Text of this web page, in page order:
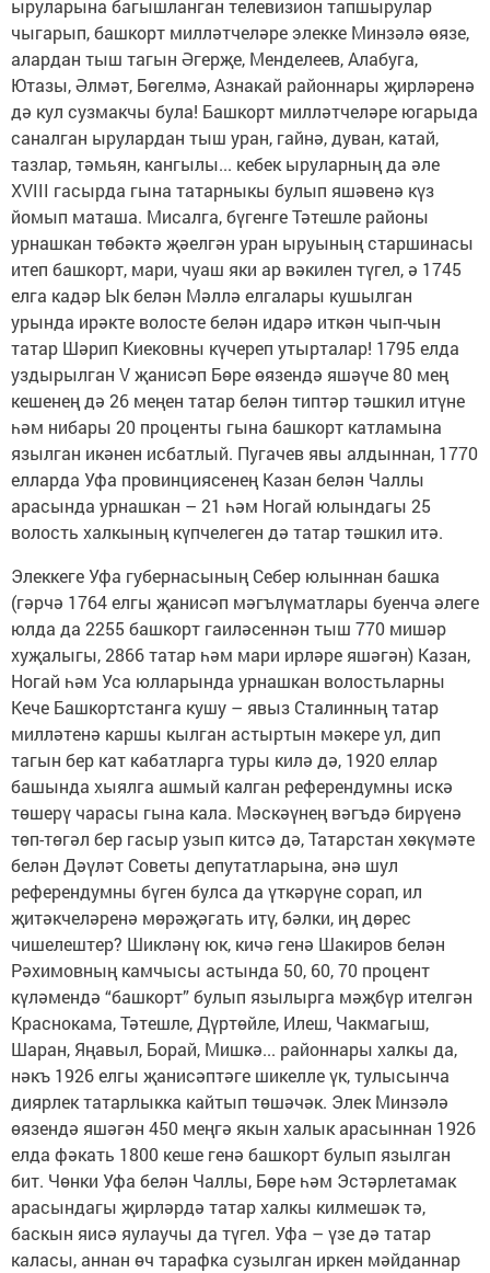
ыруларына багышланган телевизион тапшырулар
чыгарып, башкорт милләтчеләре элекке Минзәлә өязе,
алардан тыш тагын Әгерҗе, Менделеев, Алабуга,
Ютазы, Әлмәт, Бөгелмә, Азнакай районнары җирләренә
дә кул сузмакчы була! Башкорт милләтчеләре югарыда
саналган ырулардан тыш уран, гайнә, дуван, катай,
тазлар, тәмьян, кангылы... кебек ыруларның да әле
XVIII гасырда гына татарныкы булып яшәвенә күз
йомып маташа. Мисалга, бүгенге Тәтешле районы
урнашкан төбәктә җәелгән уран ыруының старшинасы
итеп башкорт, мари, чуаш яки ар вәкилен түгел, ә 1745
елга кадәр Ык белән Мәллә елгалары кушылган
урында ирәкте волосте белән идарә иткән чып-чын
татар Шәрип Киековны күчереп утырталар! 1795 елда
уздырылган V җан­исәп Бөре өязендә яшәүче 80 мең
кешенең дә 26 меңен татар белән типтәр тәшкил итүне
һәм нибары 20 проценты гына башкорт катламына
язылган икәнен исбатлый. Пугачев явы алдыннан, 1770
елларда Уфа провинциясенең Казан белән Чаллы
арасында урнашкан – 21 һәм Ногай юлындагы 25
волость халкының күпчелеген дә татар тәшкил итә.
Элеккеге Уфа губернасының Себер юлыннан башка
(гәрчә 1764 елгы җанисәп мәгълүматлары буенча әлеге
юлда да 2255 башкорт гаиләсеннән тыш 770 мишәр
хуҗалыгы, 2866 татар һәм мари ирләре яшәгән) Казан,
Ногай һәм Уса юлларында урнашкан волостьларны
Кече Башкортстанга кушу – явыз Сталинның татар
милләтенә каршы кылган астыртын мәкере ул, дип
тагын бер кат кабатларга туры килә дә, 1920 еллар
башында хыялга ашмый калган референдумны искә
төшерү чарасы гына кала. Мәскәүнең вәгъдә бирүенә
төп-төгәл бер гасыр узып китсә дә, Татарстан хөкүмәте
белән Дәүләт Советы депутатларына, әнә шул
референдумны бүген булса да үткәрүне сорап, ил
җитәкчеләренә мөрәҗәгать итү, бәлки, иң дөрес
чишелештер? Шикләнү юк, кичә генә Шакиров белән
Рәхимовның камчысы астында 50, 60, 70 процент
күләмендә “башкорт” булып язылырга мәҗбүр ителгән
Краснокама, Тәтешле, Дүртөйле, Илеш, Чакмагыш,
Шаран, Яңавыл, Борай, Мишкә... районнары халкы да,
нәкъ 1926 елгы җанисәптәге шикелле үк, тулысынча
диярлек татарлыкка кайтып төшәчәк. Элек Минзәлә
өязендә яшәгән 450 меңгә якын халык арасыннан 1926
елда фәкать 1800 кеше генә башкорт булып язылган
бит. Чөнки Уфа белән Чаллы, Бөре һәм Эстәрлетамак
арасындагы җирләрдә татар халкы килмешәк тә,
баскын яисә яулаучы да түгел. Уфа – үзе дә татар
каласы, аннан өч тарафка сузылган иркен мәйданнар